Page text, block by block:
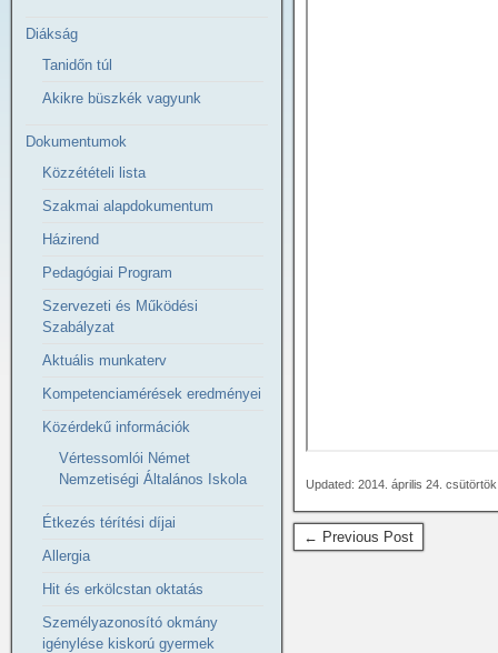
Updated: 2014. április 24.
← Previous Post
Diákság
Tanidőn túl
Akikre büszkék vagyunk
Dokumentumok
Közzétételi lista
Szakmai alapdokumentum
Házirend
Pedagógiai Program
Szervezeti és Működési
Szabályzat
Aktuális munkaterv
Kompetenciamérések eredményei
Közérdekű információk
Vértessomlói Német
Nemzetiségi Általános Iskola
Étkezés térítési díjai
Allergia
Hit és erkölcstan oktatás
Személyazonosító okmány
igénylése kiskorú gyermek